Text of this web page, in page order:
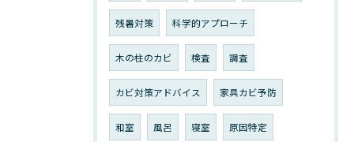
残暑対策 科学的アプローチ
木の柱のカビ 検査 調査
カビ対策アドバイス 家具カビ予防
和室 風呂 寝室 原因特定